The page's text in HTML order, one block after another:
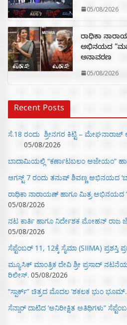
05/08/2026
ರಾಧಿಕಾ
ಅಭಿನಯದ
ಅನಾವರಣ
05/08/2026
Recent Posts
ಸೆ.18 ರಂದು ಶ್ರೀನಗರ ಕಿಟ್ಟಿ –
05/08/2026
ಬಾದಾಮಿಯಲ್ಲಿ “ಕರ್ಣಾಟಬಲಂ ಅಜೇಯಂ”
ಆಗಸ್ಟ್ 7 ರಂದು ತನುಷ್ ಶಿವಣ್ಣ ಅಭಿನಯದ
ರಾಧಿಕಾ ನಾರಾಯಣ್ ಹಾಗೂ ಮಿತ್ರ ಅಭಿನಯದ
05/08/2026
ನಟ ಕಾರ್ತಿ ಹಾಗೂ ನಿರ್ದೇಶಕ ಮೋಹನ್
05/08/2026
ಸೆಪ್ಟೆಂಬರ್ 11, 12ಕ್ಕೆ ಸೈಮಾ (SIIMA) ಪ್ರಶಸ್ತಿ
ಮ್ಯೂಸಿಕ್‌ ಮಾಂತ್ರಿಕ ದೇವಿ ಶ್ರೀ ಪ್ರಸಾದ್
ರಿಲೀಸ್. 05/08/2026
“ಸ್ಪಾರ್ಕ್” ಚಿತ್ರದ ಮೊದಲ‌ ‘ಶಕಲಕ ಭುಂ‌
ಸೆನ್ಸಾರ್ ದಾಟಿದ ‘ಅನಿರೀಕ್ಷಿತ ಅತಿಥಿಗಳು”